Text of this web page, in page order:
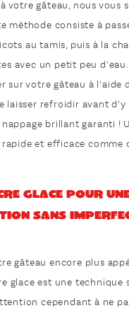
votre gâteau, nous vous
méthode consiste à
au tamis, puis à la
avec un petit peu d’eau.
sur votre gâteau à l’aide
laisser refroidir avant
nappage brillant garanti !
rapide et efficace comme
glace pour
sans
gâteau encore plus
glace est une technique
cependant à ne